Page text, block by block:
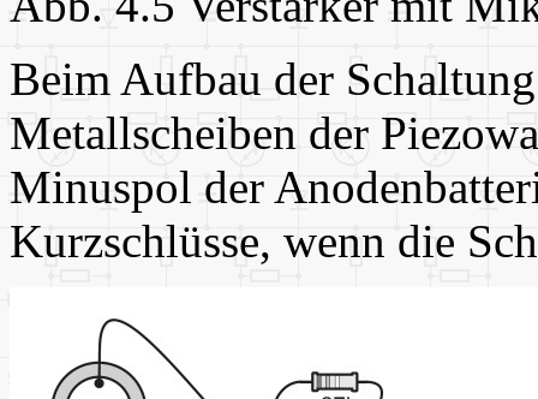
Beim Aufbau der
Metallscheiben der
Minuspol der
Kurzschlüsse, wenn die